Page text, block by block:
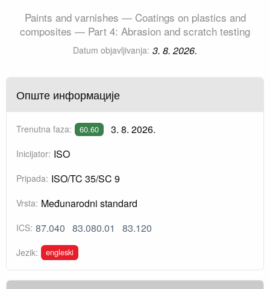
Paints and varnishes — Coatings on plastics and
composites — Part 4: Abrasion and scratch testing
Datum objavljivanja: 3. 8. 2026.
Опште информације
Trenutna faza: 60.60 3. 8. 2026.
Inicijator: ISO
Pripada: ISO/TC 35/SC 9
Vrsta: Međunarodni standard
ICS: 87.040 83.080.01 83.120
Jezik: engleski